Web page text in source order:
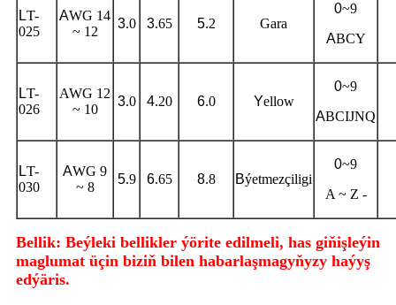
LT-
025
AWG 14
~ 12
3.0 3.65 5.2 Gara
0~9
ABCY
LT-
026
AWG 12
~ 10
3.0 4.20 6.0 Yellow
0~9
ABCIJNQ
LT-
030
AWG 9
~ 8
5.9 6.65 8.8 Býetmezçiligi
0~9
A ~ Z -
Bellik: Beýleki bellikler ýörite edilmeli, has giňişleýin
maglumat üçin biziň bilen habarlaşmagyňyzy haýyş
edýäris.